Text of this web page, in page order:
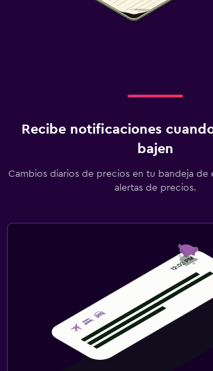
Recibe notificaciones
bajen
Cambios diarios de precios en tu bandeja de
alertas de precios.